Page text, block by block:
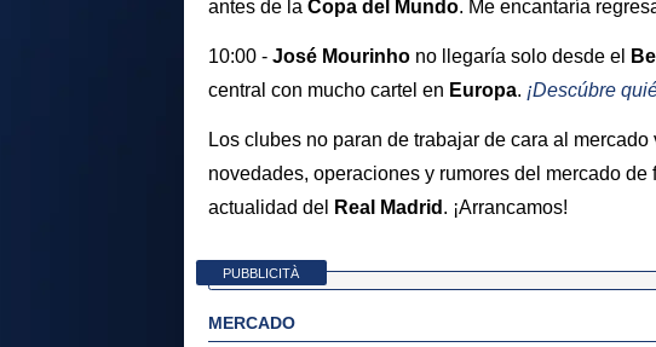
antes de la Copa del Mundo. Me encantaría
10:00 - José Mourinho no llegaría solo desde el
central con mucho cartel en Europa. ¡Descúbre
Los clubes no paran de trabajar de cara al
novedades, operaciones y rumores del mercado
actualidad del
Real Madrid . ¡Arrancamos!
PUBBLICITÀ
MERCADO